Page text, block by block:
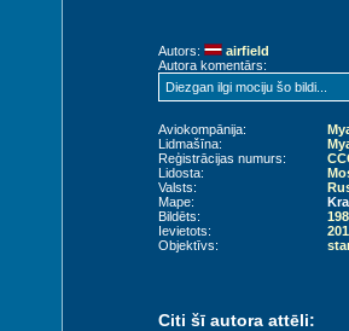
Autors:
airfield
Autora komentārs:
Diezgan ilgi mociju šo bildi...
Aviokompānija:
Lidmašīna:
Reģistrācijas numurs:
Lidosta:
Valsts:
Mape:
Bildēts:
Ievietots:
Objektīvs:
Citi šī autora attēli: